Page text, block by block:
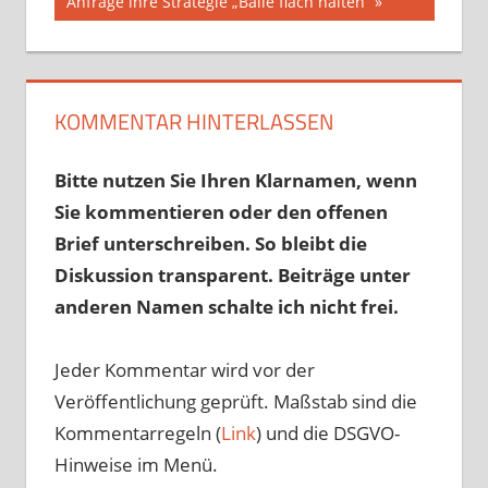
KOMMENTAR HINTERLASSEN
Bitte nutzen Sie Ihren Klarnamen, wenn
Sie kommentieren oder den offenen
Brief unterschreiben. So bleibt die
Diskussion transparent. Beiträge unter
anderen Namen schalte ich nicht frei.
Jeder Kommentar wird vor der
Veröffentlichung geprüft. Maßstab sind die
Kommentarregeln (Link) und die DSGVO-
Hinweise im Menü.